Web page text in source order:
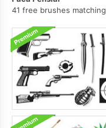
41 free brushes matching